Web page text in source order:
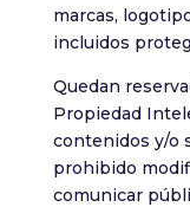
marcas,
incluidos
Quedan
Propiedad
contenidos y/o
prohibido
comunicar